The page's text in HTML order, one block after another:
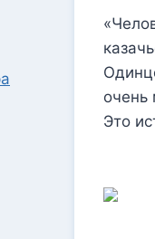
очень
Это